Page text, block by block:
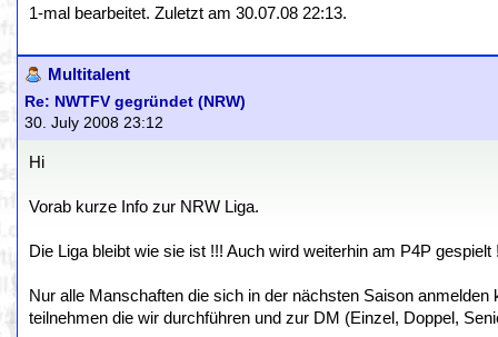
1-mal bearbeitet. Zuletzt am 30.07.08 22:13.
Multitalent
Re: NWTFV gegründet (NRW)
30. July 2008 23:12
Hi
Vorab kurze Info zur NRW Liga.
Die Liga bleibt wie sie ist !!! Auch wird weiterhin am P4P gespielt
Nur alle Manschaften die sich in der nächsten Saison
teilnehmen die wir durchführen und zur DM (Einzel, Doppel,